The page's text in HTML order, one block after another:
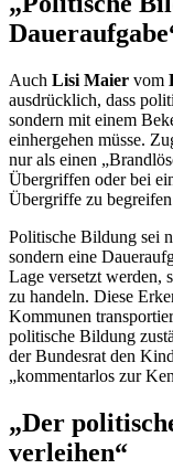
Auch Lisi Maier vom
ausdrücklich, dass
sondern mit einem
einhergehen müsse.
nur als einen
Übergriffen oder bei
Übergriffe zu
Politische Bildung sei
sondern eine
Lage versetzt werden,
zu handeln. Diese
Kommunen
politische Bildung
der Bundesrat den
„kommentarlos zur
„Der
verleihen“